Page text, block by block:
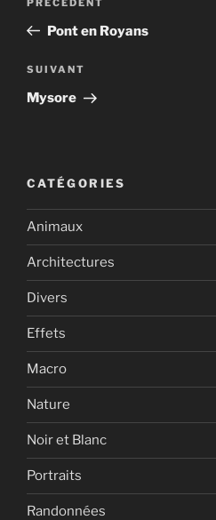
l’article
Article
précédent
Pont en Royans
Article
suivant
SUIVANT
Mysore
CATÉGORIES
Animaux
Architectures
Divers
Effets
Macro
Nature
Noir et Blanc
Portraits
Randonnées